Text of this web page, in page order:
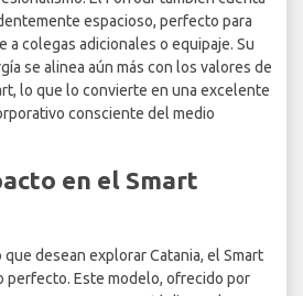
espacioso, perfecto para
a colegas adicionales o equipaje. Su
se alinea aún más con los valores de
lo que lo convierte en una excelente
consciente del medio
en el Smart
que desean explorar Catania, el Smart
perfecto. Este modelo, ofrecido por